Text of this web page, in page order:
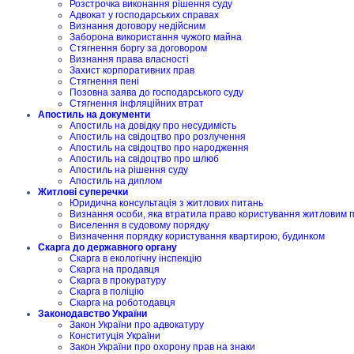
Розстрочка виконання рішення суду
Адвокат у господарських справах
Визнання договору недійсним
Заборона використання чужого майна
Стягнення боргу за договором
Визнання права власності
Захист корпоративних прав
Стягнення пені
Позовна заява до господарського суду
Стягнення інфляційних втрат
Апостиль на документи
Апостиль на довідку про несудимість
Апостиль на свідоцтво про розлучення
Апостиль на свідоцтво про народження
Апостиль на свідоцтво про шлюб
Апостиль на рішення суду
Апостиль на диплом
Житлові суперечки
Юридична консультація з житлових питань
Визнання особи, яка втратила право користування житловим
Виселення в судовому порядку
Визначення порядку користування квартирою, будинком
Скарга до державного органу
Скарга в екологічну інспекцію
Скарга на продавця
Скарга в прокуратуру
Скарга в поліцію
Скарга на роботодавця
Законодавство України
Закон України про адвокатуру
Конституція України
Закон України про охорону прав на знаки